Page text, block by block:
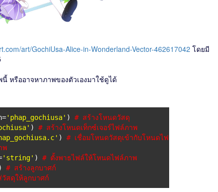
art/GochiUsa-Alice-in-Wonderland-Vector-462617042 โดยมี
หรืออาจหาภาพของตัวเองมาใช้ดูได้
'phap_gochiusa' ) # สร้างโหนดวัสดุ
) # สร้างโหนดเท็กซ์เจอร์ไฟล์ภาพ
) # เชื่อมโหนดวัสดุเข้ากับโหนดไฟล์ภาพ
พ
'string' ) # ตั้งพาธไฟล์ให้โหนดไฟล์ภาพ
# สร้างลูกบาศก์
สดุให้ลูกบาศก์